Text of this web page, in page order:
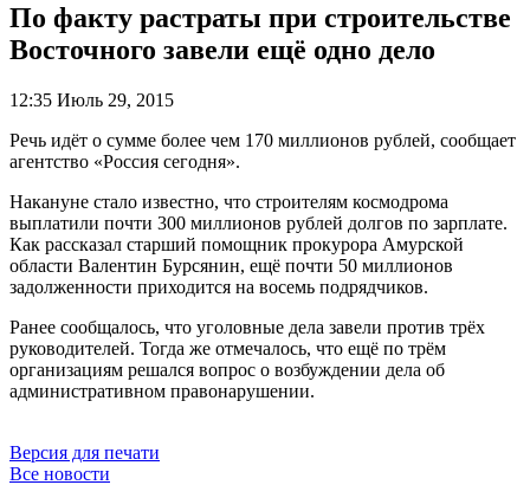
По факту растраты при строительстве
Восточного завели ещё одно дело
12:35 Июль 29, 2015
Речь идёт о сумме более чем 170 миллионов рублей, сообщает
агентство «Россия сегодня».
Накануне стало известно, что строителям космодрома
выплатили почти 300 миллионов рублей долгов по зарплате.
Как рассказал старший помощник прокурора Амурской
области Валентин Бурсянин, ещё почти 50 миллионов
задолженности приходится на восемь подрядчиков.
Ранее сообщалось, что уголовные дела завели против трёх
руководителей. Тогда же отмечалось, что ещё по трём
организациям решался вопрос о возбуждении дела об
административном правонарушении.
Версия для печати
Все новости